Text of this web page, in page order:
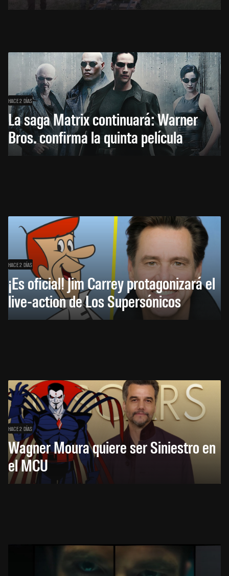
HACE 2 DÍAS
La saga Matrix continuará: Warner
Bros. confirma la quinta película
HACE 2 DÍAS
¡Es oficial! Jim Carrey protagonizará el
live-action de Los Supersónicos
HACE 2 DÍAS
Wagner Moura quiere ser Siniestro en
el MCU